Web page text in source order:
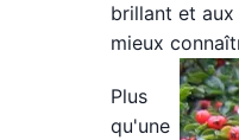
brillant et
mieux
Plus
qu'une